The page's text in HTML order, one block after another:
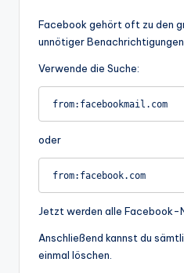
Facebook gehört oft zu den
unnötiger
Verwende die Suche:
from:facebookmail.com
oder
from:facebook.com
Jetzt werden alle Facebook-
Anschließend kannst du
einmal löschen.